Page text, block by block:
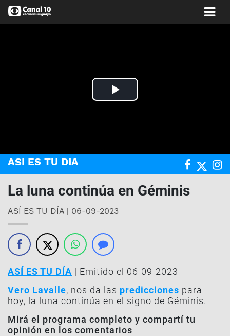
Play
ASI ES TU DIA
La luna continúa en Géminis
ASÍ ES TU DÍA | 06-09-2023
ASÍ ES TU DÍA | Emitido el 06-09-2023
Vero Lavalle, nos da las predicciones para
hoy, la luna continúa en el signo de Géminis.
Mirá el programa completo y compartí tu
opinión en los comentarios